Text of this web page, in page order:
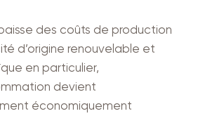
des coûts de production
d’origine renouvelable et
en particulier,
devient
économiquement